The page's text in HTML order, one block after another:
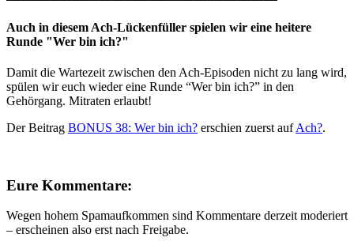
Auch in diesem Ach-Lückenfüller spielen wir eine heitere
Runde "Wer bin ich?"
Damit die Wartezeit zwischen den Ach-Episoden nicht zu lang wird,
spülen wir euch wieder eine Runde “Wer bin ich?” in den
Gehörgang. Mitraten erlaubt!
Der Beitrag BONUS 38: Wer bin ich? erschien zuerst aufAch?.
Eure Kommentare:
Wegen hohem Spamaufkommen sind Kommentare derzeit moderiert
– erscheinen also erst nach Freigabe.